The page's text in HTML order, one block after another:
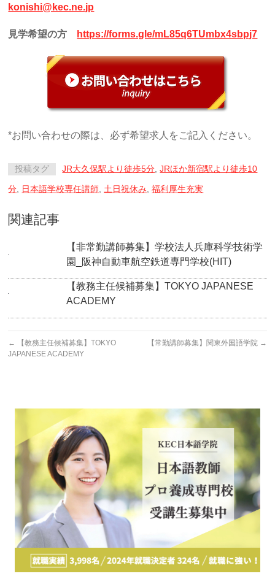
konishi@kec.ne.jp
見学希望の方 https://forms.gle/mL85q6TUmbx4sbpj7
*お問い合わせの際は、必ず希望求人をご記入ください。
投稿タグ JR大久保駅より徒歩5分,JRほか新宿駅より徒歩10
分, 日本語学校専任講師,土日祝休み,福利厚生充実
関連記事
【非常勤講師募集】学校法人兵庫科学技術学
園_阪神自動車航空鉄道専門学校(HIT)
【教務主任候補募集】TOKYO JAPANESE
ACADEMY
←
【教務主任候補募集】TOKYO
JAPANESE ACADEMY
【常勤講師募集】関東外国語学院 →